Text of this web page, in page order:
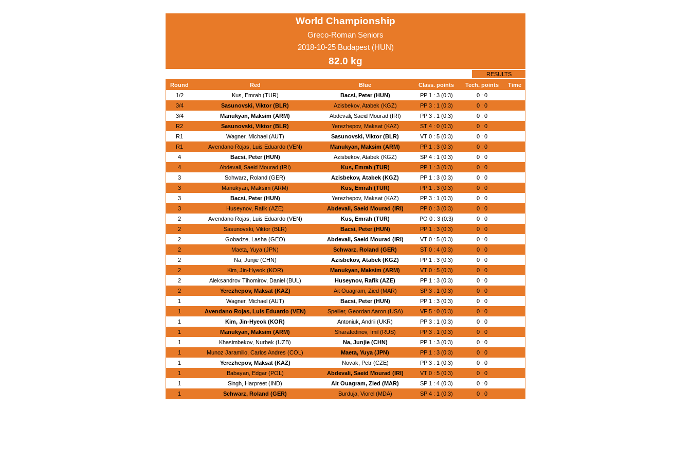
World Championship
Greco-Roman Seniors
2018-10-25 Budapest (HUN)
82.0 kg
RESULTS
Round
Red Blue Class. points Tech. points
Time
1/2
Kus, Emrah (TUR) Bacsi, Peter (HUN) PP 1 : 3 (0:3)
0 : 0
3/4
Sasunovski, Viktor (BLR) Azisbekov, Atabek (KGZ) PP 3 : 1 (0:3)
0 : 0
3/4
Manukyan, Maksim (ARM) Abdevali, Saeid Mourad (IRI) PP 3 : 1 (0:3)
0 : 0
R2
Sasunovski, Viktor (BLR) Yerezhepov, Maksat (KAZ) ST 4 : 0 (0:3)
0 : 0
R1
Wagner, Michael (AUT) Sasunovski, Viktor (BLR) VT 0 : 5 (0:3)
0 : 0
R1
Avendano Rojas, Luis Eduardo (VEN) Manukyan, Maksim (ARM) PP 1 : 3 (0:3)
0 : 0
4
Bacsi, Peter (HUN) Azisbekov, Atabek (KGZ) SP 4 : 1 (0:3)
0 : 0
4
Abdevali, Saeid Mourad (IRI) Kus, Emrah (TUR) PP 1 : 3 (0:3)
0 : 0
3
Schwarz, Roland (GER) Azisbekov, Atabek (KGZ) PP 1 : 3 (0:3)
0 : 0
3
Manukyan, Maksim (ARM) Kus, Emrah (TUR) PP 1 : 3 (0:3)
0 : 0
3
Bacsi, Peter (HUN) Yerezhepov, Maksat (KAZ) PP 3 : 1 (0:3)
0 : 0
3
Huseynov, Rafik (AZE) Abdevali, Saeid Mourad (IRI) PP 0 : 3 (0:3)
0 : 0
2
Avendano Rojas, Luis Eduardo (VEN) Kus, Emrah (TUR) PO 0 : 3 (0:3)
0 : 0
2
Sasunovski, Viktor (BLR) Bacsi, Peter (HUN) PP 1 : 3 (0:3)
0 : 0
2
Gobadze, Lasha (GEO) Abdevali, Saeid Mourad (IRI) VT 0 : 5 (0:3)
0 : 0
2
Maeta, Yuya (JPN) Schwarz, Roland (GER) ST 0 : 4 (0:3)
0 : 0
2
Na, Junjie (CHN) Azisbekov, Atabek (KGZ) PP 1 : 3 (0:3)
0 : 0
2
Kim, Jin-Hyeok (KOR) Manukyan, Maksim (ARM) VT 0 : 5 (0:3)
0 : 0
2
Aleksandrov Tihomirov, Daniel (BUL) Huseynov, Rafik (AZE) PP 1 : 3 (0:3)
0 : 0
2
Yerezhepov, Maksat (KAZ) Ait Ouagram, Zied (MAR) SP 3 : 1 (0:3)
0 : 0
1
Wagner, Michael (AUT) Bacsi, Peter (HUN) PP 1 : 3 (0:3)
0 : 0
1
Avendano Rojas, Luis Eduardo (VEN) Speiller, Geordan Aaron (USA) VF 5 : 0 (0:3)
0 : 0
1
Kim, Jin-Hyeok (KOR) Antoniuk, Andrii (UKR) PP 3 : 1 (0:3)
0 : 0
1
Manukyan, Maksim (ARM) Sharafedinov, Imil (RUS) PP 3 : 1 (0:3)
0 : 0
1
Khasimbekov, Nurbek (UZB) Na, Junjie (CHN) PP 1 : 3 (0:3)
0 : 0
1
Munoz Jaramillo, Carlos Andres (COL) Maeta, Yuya (JPN) PP 1 : 3 (0:3)
0 : 0
1
Yerezhepov, Maksat (KAZ) Novak, Petr (CZE) PP 3 : 1 (0:3)
0 : 0
1
Babayan, Edgar (POL) Abdevali, Saeid Mourad (IRI) VT 0 : 5 (0:3)
0 : 0
1
Singh, Harpreet (IND) Ait Ouagram, Zied (MAR) SP 1 : 4 (0:3)
0 : 0
1
Schwarz, Roland (GER) Burduja, Viorel (MDA) SP 4 : 1 (0:3) 0 : 0